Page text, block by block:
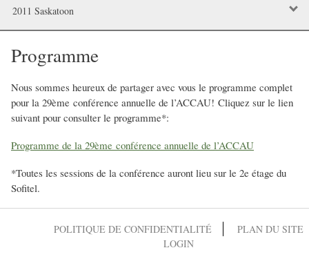
2011 Saskatoon
Programme
Nous sommes heureux de partager avec vous le programme complet
pour la 29ème conférence annuelle de l’ACCAU! Cliquez sur le lien
suivant pour consulter le programme*:
Programme de la 29ème conférence annuelle de l’ACCAU
*Toutes les sessions de la conférence auront lieu sur le 2e étage du
Sofitel.
POLITIQUE DE CONFIDENTIALITÉ
PLAN DU SITE
LOGIN